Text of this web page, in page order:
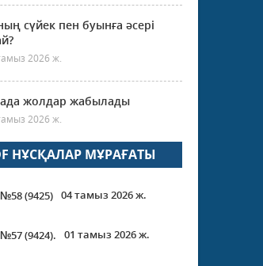
сүйек пен буынға әсері
2026 ж.
жолдар жабылады
2026 ж.
НҰСҚАЛАР МҰРАҒАТЫ
№58 (9425) 04 тамыз 2026 ж.
№57 (9424). 01 тамыз 2026 ж.